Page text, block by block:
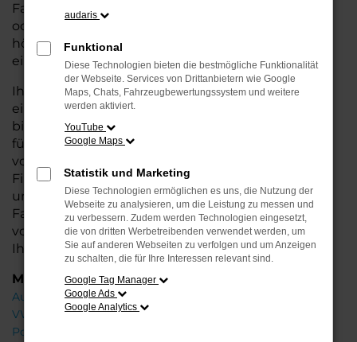
Fahrzeug möchte. Egal, ob für den Stadtverkehr
oder längere Fahrten – der ID.4 bietet Ihnen
höchsten Fahrkomfort, innovative Features und
eine herausragende Wirtschaftlichkeit.
Ihr VW Autohaus in Oldenburg steht Ihnen mit
einer breiten Auswahl an Neuwagen zur Seite und
bietet Ihnen umfassende Beratung, damit Sie das
für Sie passende Fahrzeug finden. Profitieren Sie
von zusätzlichen Services wie attraktiven
Finanzierungsmöglichkeiten, Leasingangeboten
und der Inzahlungnahme Ihres aktuellen
Fahrzeugs. Besuchen Sie uns und lassen Sie sich
von unseren Experten beraten – wir freuen uns,
Ihnen den perfekten Neuwagen zu präsentieren!
Marken
Audi
VW
Porsche
audaris
Funktional
Diese Technologien bieten die bestmögliche Funktionalität
der Webseite. Services von Drittanbietern wie Google
Maps, Chats, Fahrzeugbewertungssystem und weitere
werden aktiviert.
YouTube
Google Maps
Statistik und Marketing
Diese Technologien ermöglichen es uns, die Nutzung der
Webseite zu analysieren, um die Leistung zu messen und
zu verbessern. Zudem werden Technologien eingesetzt,
die von dritten Werbetreibenden verwendet werden, um
Sie auf anderen Webseiten zu verfolgen und um Anzeigen
zu schalten, die für Ihre Interessen relevant sind.
Google Tag Manager
Google Ads
Google Analytics